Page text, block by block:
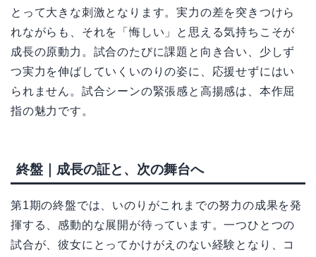
とって大きな刺激となります。実力の差を突きつけら
れながらも、それを「悔しい」と思える気持ちこそが
成長の原動力。試合のたびに課題と向き合い、少しず
つ実力を伸ばしていくいのりの姿に、応援せずにはい
られません。試合シーンの緊張感と高揚感は、本作屈
指の魅力です。
終盤｜成長の証と、次の舞台へ
第1期の終盤では、いのりがこれまでの努力の成果を発
揮する、感動的な展開が待っています。一つひとつの
試合が、彼女にとってかけがえのない経験となり、コ